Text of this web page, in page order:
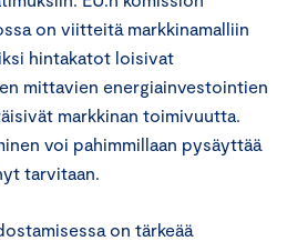
on viitteitä markkinamalliin
hintakatot loisivat
mittavien energiainvestointien
markkinan toimivuutta.
voi pahimmillaan pysäyttää
tarvitaan.
on tärkeää